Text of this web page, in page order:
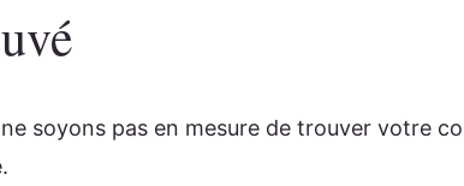
soyons pas en mesure de trouver votre